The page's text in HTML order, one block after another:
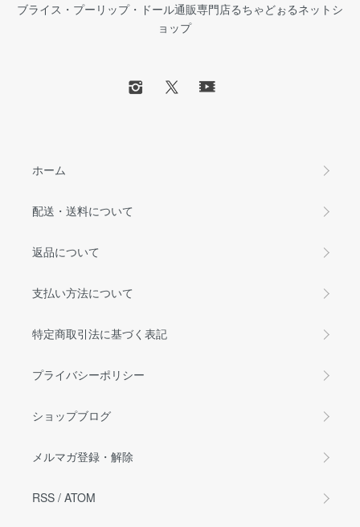
ブライス・プーリップ・ドール通販専門店るちゃどぉるネットシ
ョップ
ホーム
配送・送料について
返品について
支払い方法について
特定商取引法に基づく表記
プライバシーポリシー
ショップブログ
メルマガ登録・解除
RSS / ATOM